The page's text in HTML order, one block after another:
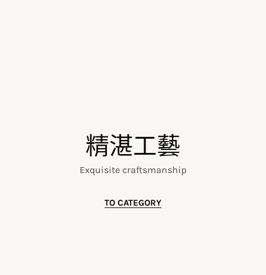
精湛工藝
Exquisite craftsmanship
TO CATEGORY